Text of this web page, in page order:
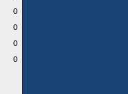
0
0
0
0